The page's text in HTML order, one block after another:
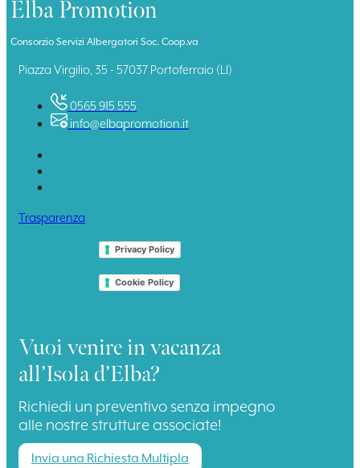
Elba Promotion
Consorzio Servizi Albergatori Soc. Coop.va
Piazza Virgilio, 35 - 57037 Portoferraio (LI)
0565 915 555
info@elbapromotion.it
Trasparenza
Privacy Policy
Cookie Policy
Vuoi venire in vacanza
all’Isola d’Elba?
Richiedi un preventivo senza impegno
alle nostre strutture associate!
Invia una Richiesta Multipla